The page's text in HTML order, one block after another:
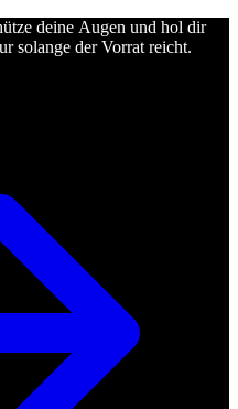
deine Augen und hol dir
solange der Vorrat reicht.